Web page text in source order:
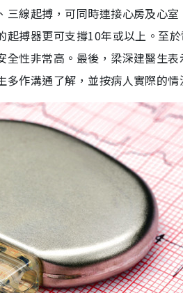
三線起搏，可同時連接心房及心
起搏器更可支撐10年或以上。至
全性非常高。最後，梁深建醫生
作溝通了解，並按病人實際的情